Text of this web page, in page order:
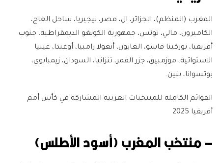
المغرب (المنظم)، الجزائر، ال، مصر، نيجيريا، ساحل العاج،
الكاميرون، مالي، تونس، جمهورية الكونغو الديمقراطية، جنوب
أفريقيا، بوركينا فاسو، الغابون، أنغولا زامبيا، أوغندا، غينيا
الاستوائية، موزمبيق، جزر القمر، تنزانيا، السودان، زيمبابوي،
بوتسوانا، بنين.
القوائم الكاملة للمنتخبات العربية المشاركة في كأس أمم
أفريقيا 2025
– منتخب المغرب (أسود الأطلس)